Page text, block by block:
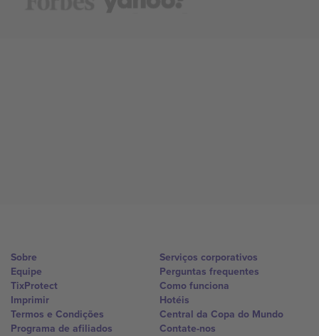
Sobre
Equipe
TixProtect
Imprimir
Termos e Condições
Programa de afiliados
Serviços corporativos
Perguntas frequentes
Como funciona
Hotéis
Central da Copa do Mundo
Contate-nos